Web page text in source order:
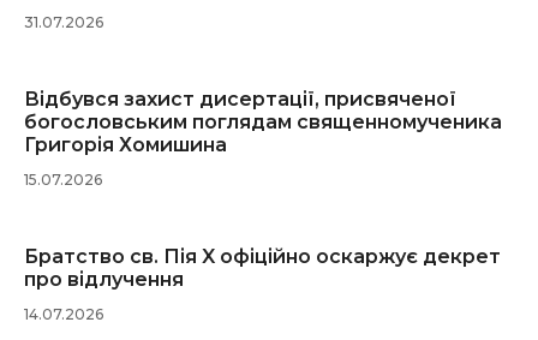
31.07.2026
Відбувся захист дисертації, присвяченої
богословським поглядам священномученика
Григорія Хомишина
15.07.2026
Братство св. Пія X офіційно оскаржує декрет
про відлучення
14.07.2026